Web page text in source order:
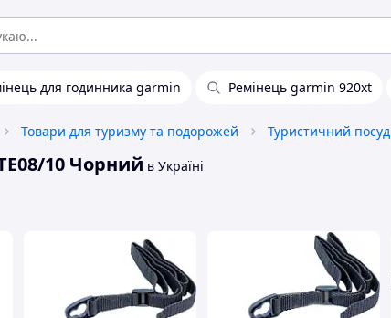
для годинника garmin Ремінець garmin 920xt
Товари для туризму та подорожей Туристичний посуд
10 Чорний в Україні